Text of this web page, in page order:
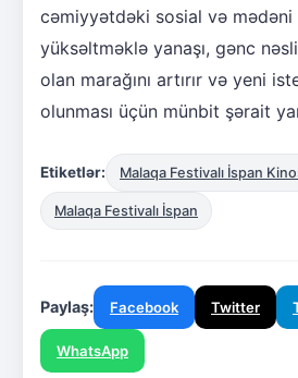
cəmiyyətdəki sosial və mədəni
yüksəltməklə yanaşı, gənc
olan marağını artırır və yeni
olunması üçün münbit şərait
Etiketlər: Malaqa Festivalı İspan
Malaqa Festivalı İspan
Paylaş: Facebook Twitter
WhatsApp